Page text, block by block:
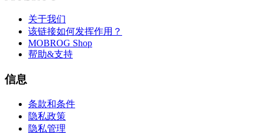
关于我们
该链接如何发挥作用？
MOBROG Shop
帮助&支持
信息
条款和条件
隐私政策
隐私管理